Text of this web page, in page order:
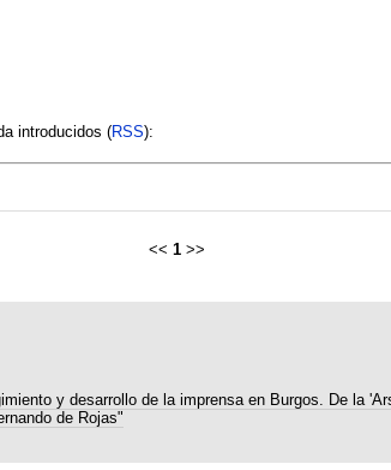
introducidos (RSS):
<< 1 >>
y desarrollo de la imprensa en Burgos. De la
de Rojas"